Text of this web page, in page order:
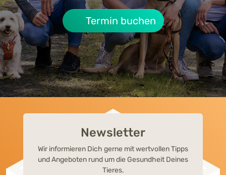
Termin buchen
Newsletter
Wir informieren Dich gerne mit wertvollen Tipps
und Angeboten rund um die Gesundheit Deines
Tieres.